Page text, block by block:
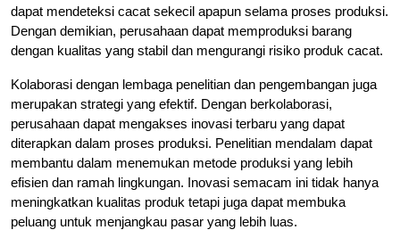
dapat mendeteksi cacat sekecil apapun selama proses produksi.
Dengan demikian, perusahaan dapat memproduksi barang
dengan kualitas yang stabil dan mengurangi risiko produk cacat.
Kolaborasi dengan lembaga penelitian dan pengembangan juga
merupakan strategi yang efektif. Dengan berkolaborasi,
perusahaan dapat mengakses inovasi terbaru yang dapat
diterapkan dalam proses produksi. Penelitian mendalam dapat
membantu dalam menemukan metode produksi yang lebih
efisien dan ramah lingkungan. Inovasi semacam ini tidak hanya
meningkatkan kualitas produk tetapi juga dapat membuka
peluang untuk menjangkau pasar yang lebih luas.